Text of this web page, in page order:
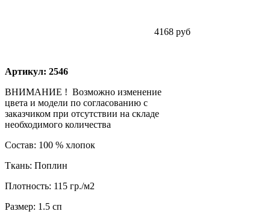
4168 руб
Артикул: 2546
ВНИМАНИЕ ! Возможно изменение
цвета и модели по согласованию с
заказчиком при отсутствии на складе
необходимого количества
Состав: 100 % хлопок
Ткань: Поплин
Плотность: 115 гр./м2
Размер: 1.5 сп